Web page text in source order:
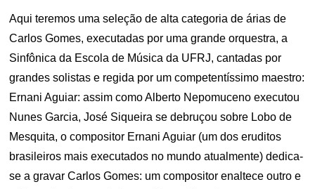
Aqui teremos uma seleção de alta categoria de árias de
Carlos Gomes, executadas por uma grande orquestra, a
Sinfônica da Escola de Música da UFRJ, cantadas por
grandes solistas e regida por um competentíssimo maestro:
Ernani Aguiar: assim como Alberto Nepomuceno executou
Nunes Garcia, José Siqueira se debruçou sobre Lobo de
Mesquita, o compositor Ernani Aguiar (um dos eruditos
brasileiros mais executados no mundo atualmente) dedica-
se a gravar Carlos Gomes: um compositor enaltece outro e